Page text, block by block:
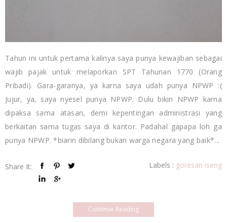
Tahun ini untuk pertama kalinya saya punya kewajiban sebagai
wajib pajak untuk melaporkan SPT Tahunan 1770 (Orang
Pribadi). Gara-garanya, ya karna saya udah punya NPWP :(
Jujur, ya, saya nyesel punya NPWP. Dulu bikin NPWP karna
dipaksa sama atasan, demi kepentingan administrasi yang
berkaitan sama tugas saya di kantor. Padahal gapapa loh ga
punya NPWP. *biarin dibilang bukan warga negara yang baik*...
Share It: Labels : goresan iseng
Continue Reading